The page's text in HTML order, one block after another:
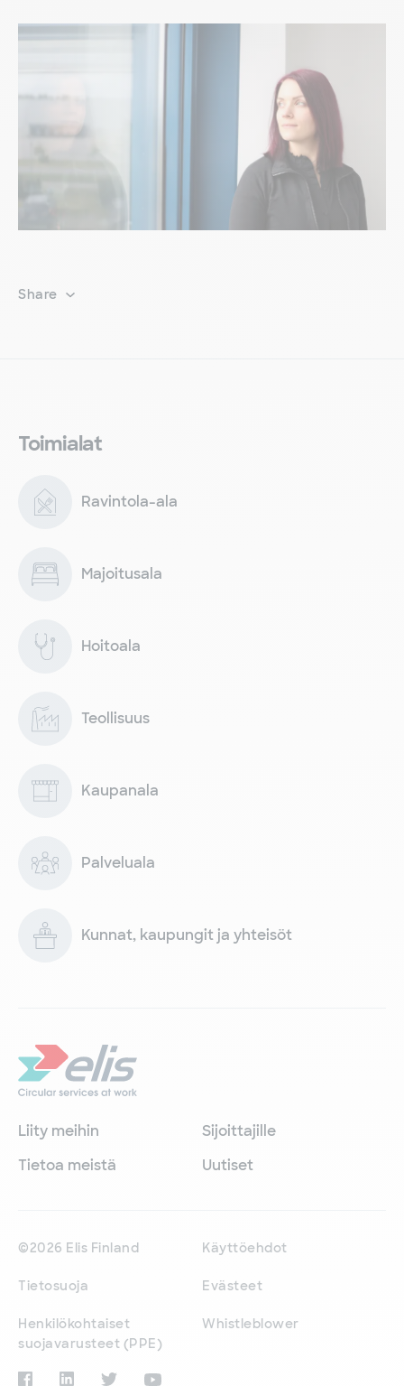
Share
Toimialat
Ravintola-ala
Majoitusala
Hoitoala
Teollisuus
Kaupanala
Palveluala
Kunnat, kaupungit ja yhteisöt
Liity meihin
Sijoittajille
Tietoa meistä
Uutiset
©2026 Elis Finland Käyttöehdot
Tietosuoja Evästeet
Henkilökohtaiset
suojavarusteet (PPE)
Whistleblower